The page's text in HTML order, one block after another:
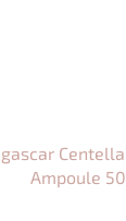
Ampoule